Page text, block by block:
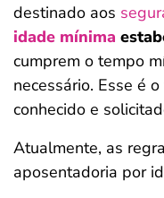
destinado aos
idade mínima
cumprem o tempo
necessário. Esse é
conhecido e
Atualmente, as
aposentadoria por